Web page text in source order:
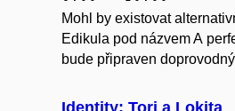
Mohl by existovat
Edikula pod názvem A
bude připraven